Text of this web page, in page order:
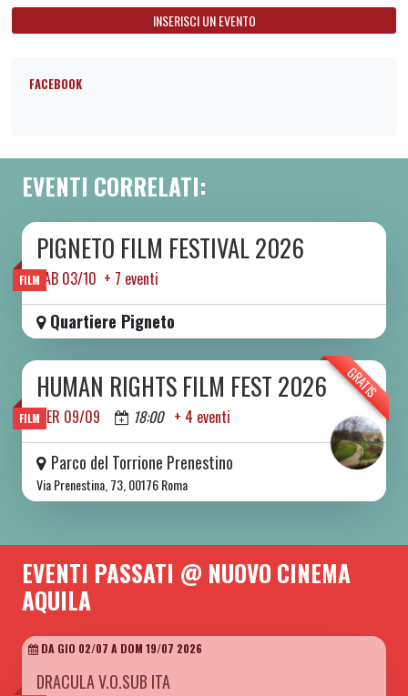
INSERISCI UN EVENTO
FACEBOOK
EVENTI CORRELATI:
FILM
DA SAB 03/10 A SAB 10/10 2026
PIGNETO FILM FESTIVAL 2026
SAB 03/10 + 7 eventi
Quartiere Pigneto
FILM
GRATIS
DA MER 09/09 A DOM 13/09 2026
HUMAN RIGHTS FILM FEST 2026
MER 09/09 18:00 + 4 eventi
Parco del Torrione Prenestino
Via Prenestina, 73, 00176 Roma
EVENTI PASSATI @ NUOVO CINEMA
AQUILA
DA GIO 02/07 A DOM 19/07 2026
DRACULA V.O.SUB ITA